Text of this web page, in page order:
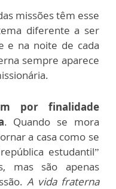
missões têm esse
diferente a ser
e na noite de cada
sempre aparece
por finalidade
. Quando se mora
a casa como se
estudantil”
mas são apenas
A vida fraterna